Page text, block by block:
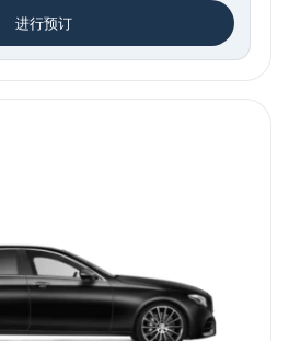
进行预订